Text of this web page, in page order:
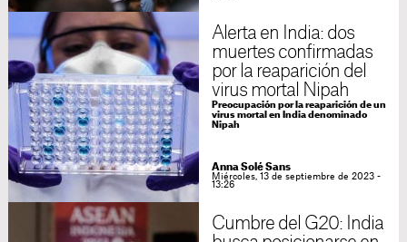
Alerta en India: dos
muertes confirmadas
por la reaparición del
virus mortal Nipah
Preocupación por la reaparición de un
virus mortal en India denominado
Nipah
Anna Solé Sans
Miércoles, 13 de septiembre de 2023 -
13:26
Cumbre del G20: India